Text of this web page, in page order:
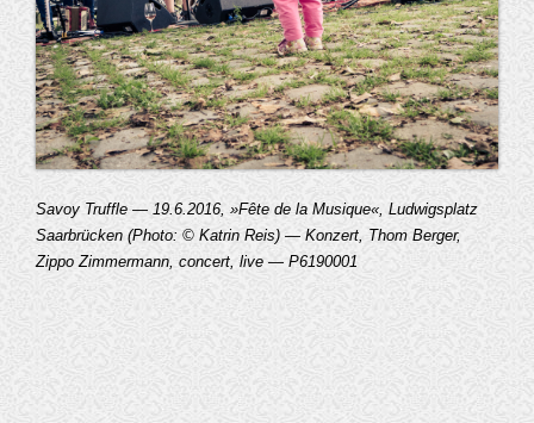
Savoy Truffle — 19.6.2016, »Fête de la Musique«, Ludwigsplatz
Saarbrücken (Photo: © Katrin Reis) — Konzert, Thom Berger,
Zippo Zimmermann, concert, live — P6190001